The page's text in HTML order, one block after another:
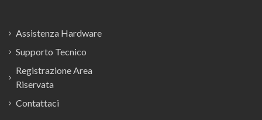
Assistenza Hardware
Supporto Tecnico
Registrazione Area
Riservata
Contattaci